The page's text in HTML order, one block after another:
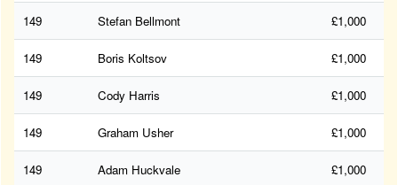
149 Stefan Bellmont £1,000
149 Boris Koltsov £1,000
149 Cody Harris £1,000
149 Graham Usher £1,000
149 Adam Huckvale £1,000